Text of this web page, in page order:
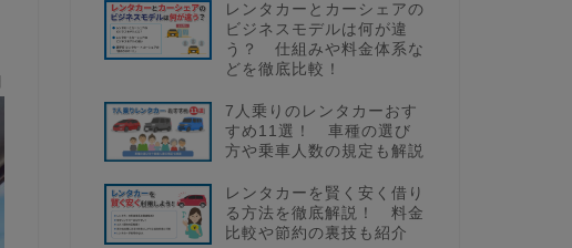
レンタカーとカーシェアの
ビジネスモデルは何が違
う？ 仕組みや料金体系な
どを徹底比較！
7人乗りのレンタカーおす
すめ11選！ 車種の選び
方や乗車人数の規定も解説
レンタカーを賢く安く借り
る方法を徹底解説！ 料金
比較や節約の裏技も紹介